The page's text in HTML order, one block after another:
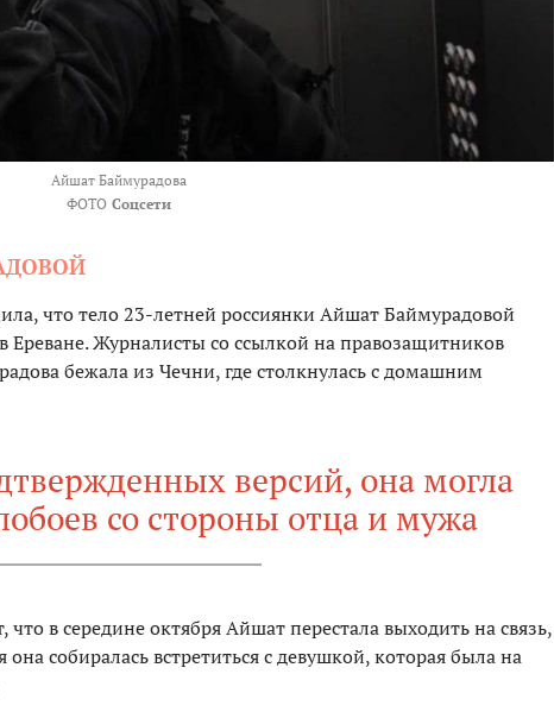
Айшат Баймурадова
ФОТО Соцсети
что тело 23-летней россиянки Айшат Баймурадовой
Ереване. Журналисты со ссылкой на правозащитников
бежала из Чечни, где столкнулась с домашним
версий, она могла
со стороны отца и мужа
в середине октября Айшат перестала выходить на связь,
она собиралась встретиться с девушкой, которая была на